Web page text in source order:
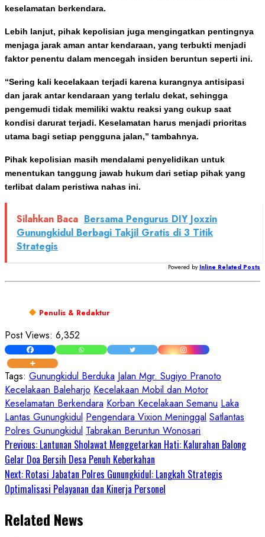
keselamatan berkendara.
Lebih lanjut, pihak kepolisian juga mengingatkan pentingnya
menjaga jarak aman antar kendaraan, yang terbukti menjadi
faktor penentu dalam mencegah insiden beruntun seperti ini.
“Sering kali kecelakaan terjadi karena kurangnya antisipasi
dan jarak antar kendaraan yang terlalu dekat, sehingga
pengemudi tidak memiliki waktu reaksi yang cukup saat
kondisi darurat terjadi. Keselamatan harus menjadi prioritas
utama bagi setiap pengguna jalan,” tambahnya.
Pihak kepolisian masih mendalami penyelidikan untuk
menentukan tanggung jawab hukum dari setiap pihak yang
terlibat dalam peristiwa nahas ini.
Silahkan Baca Bersama Pengurus DIY Joxzin
Gunungkidul Berbagi Takjil Gratis di 3 Titik
Strategis
Powered by Inline Related Posts
Penulis & Redaktur
Post Views: 6,352
Tags: Gunungkidul Berduka Jalan Mgr. Sugiyo Pranoto
Kecelakaan Baleharjo Kecelakaan Mobil dan Motor
Keselamatan Berkendara Korban Kecelakaan Semanu Laka
Lantas Gunungkidul Pengendara Vixion Meninggal Satlantas
Polres Gunungkidul Tabrakan Beruntun Wonosari
Continue
Reading
Previous: Lantunan Sholawat Menggetarkan Hati: Kalurahan Balong
Gelar Doa Bersih Desa Penuh Keberkahan
Next: Rotasi Jabatan Polres Gunungkidul: Langkah Strategis
Optimalisasi Pelayanan dan Kinerja Personel
Related News